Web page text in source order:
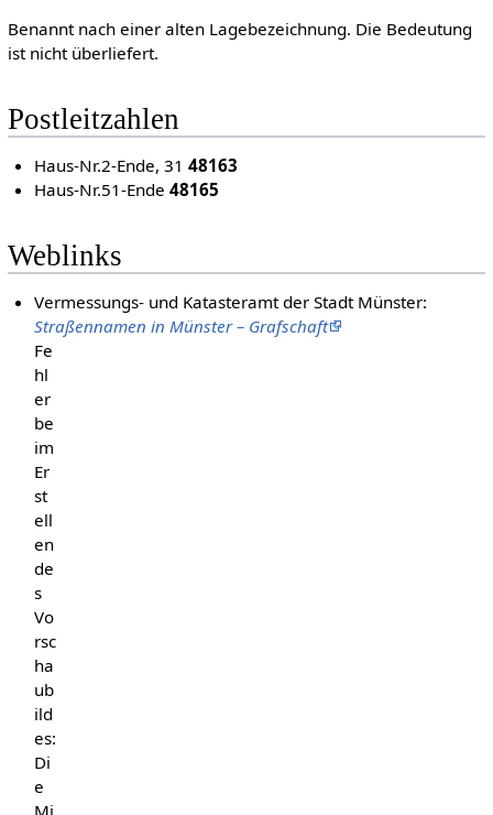
Benannt nach einer alten Lagebezeichnung. Die Bedeutung
ist nicht überliefert.
Postleitzahlen
Haus-Nr.2-Ende, 3148163
Haus-Nr.51-Ende48165
Weblinks
Vermessungs- und Katasteramt der Stadt Münster:
Straßennamen in Münster – Grafschaft
Fe
hl
er
be
im
Er
st
ell
en
de
s
Vo
rsc
ha
ub
ild
es:
Di
e
Mi